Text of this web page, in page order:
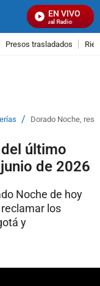
EN VIVO
Señal Visual Radio
Presos trasladados
/ Dorado Noche,
último
de 2026
Noche de hoy
los
y